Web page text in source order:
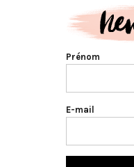
Prénom
E-mail